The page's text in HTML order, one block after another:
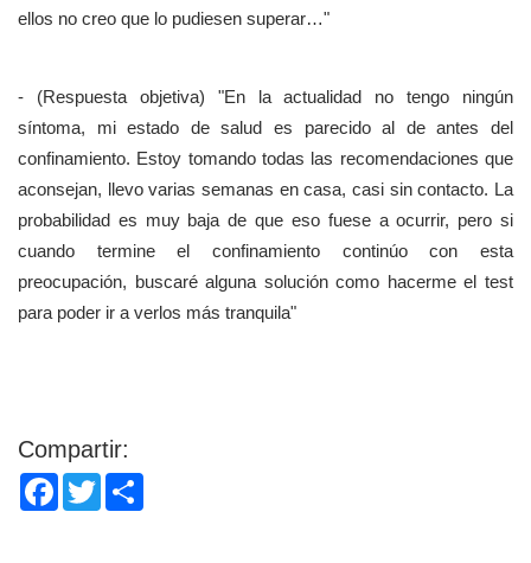
ellos no creo que lo pudiesen superar…"
- (Respuesta objetiva) "En la actualidad no tengo ningún
síntoma, mi estado de salud es parecido al de antes del
confinamiento. Estoy tomando todas las recomendaciones que
aconsejan, llevo varias semanas en casa, casi sin contacto. La
probabilidad es muy baja de que eso fuese a ocurrir, pero si
cuando termine el confinamiento continúo con esta
preocupación, buscaré alguna solución como hacerme el test
para poder ir a verlos más tranquila"
Compartir:
Facebook
Twitter